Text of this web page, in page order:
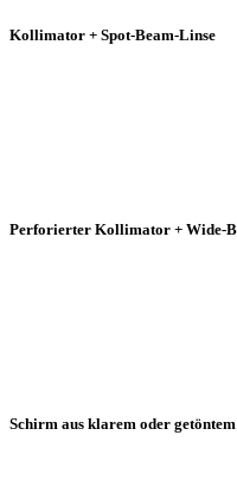
Kollimator + Spot-Beam-Linse
Perforierter Kollimator + Wide-
Schirm aus klarem oder